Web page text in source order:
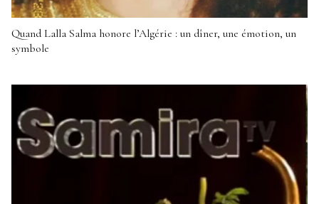
Quand Lalla Salma honore l’Algérie : un dîner, une émotion, un
symbole